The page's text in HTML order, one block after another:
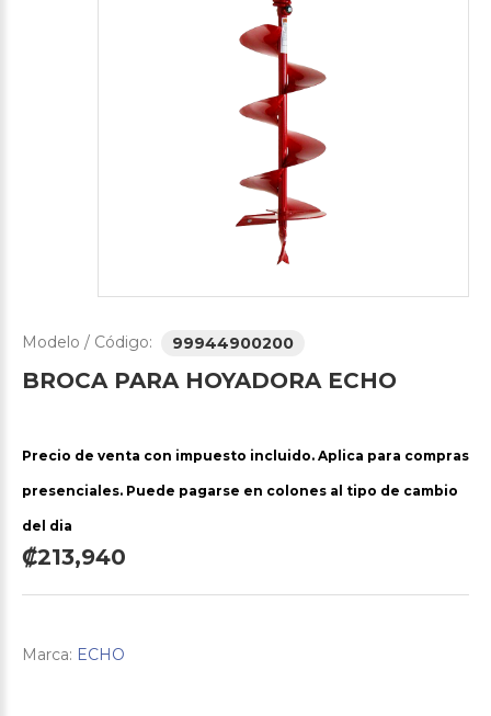
Modelo / Código: 99944900200
BROCA PARA HOYADORA ECHO
Precio de venta con impuesto incluido. Aplica para compras
presenciales. Puede pagarse en colones al tipo de cambio
del dia
₡213,940
Marca: ECHO